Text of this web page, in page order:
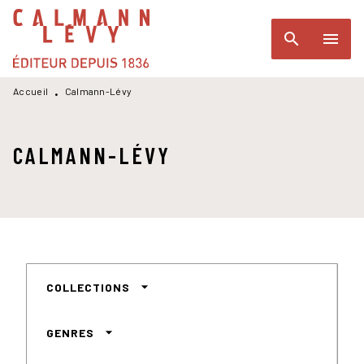
MENU RECHERCHE
PIED DE PAGE
search menu
Accueil • Calmann-Lévy
CALMANN-LÉVY
COLLECTIONS arrow_drop_down
GENRES arrow_drop_down